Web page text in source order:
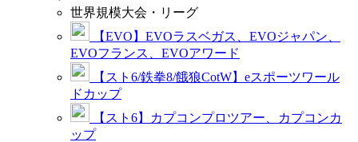
世界規模大会・リーグ
【EVO】EVOラスベガス、EVOジャパン、
EVOフランス、EVOアワード
【スト6/鉄拳8/餓狼CotW】eスポーツワール
ドカップ
【スト6】カプコンプロツアー、カプコンカ
ップ